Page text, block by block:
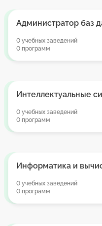
Администратор баз
0 учебных заведений
0 программ
Интеллектуальные
0 учебных заведений
0 программ
Информатика и
0 учебных заведений
0 программ